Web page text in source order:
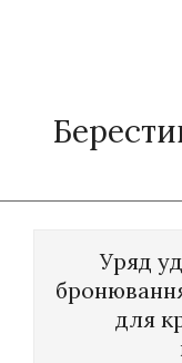
Уряд
для